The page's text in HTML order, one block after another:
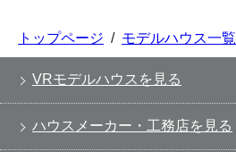
トップページ / モデルハウス一覧
VRモデルハウスを見る
ハウスメーカー・工務店を見る